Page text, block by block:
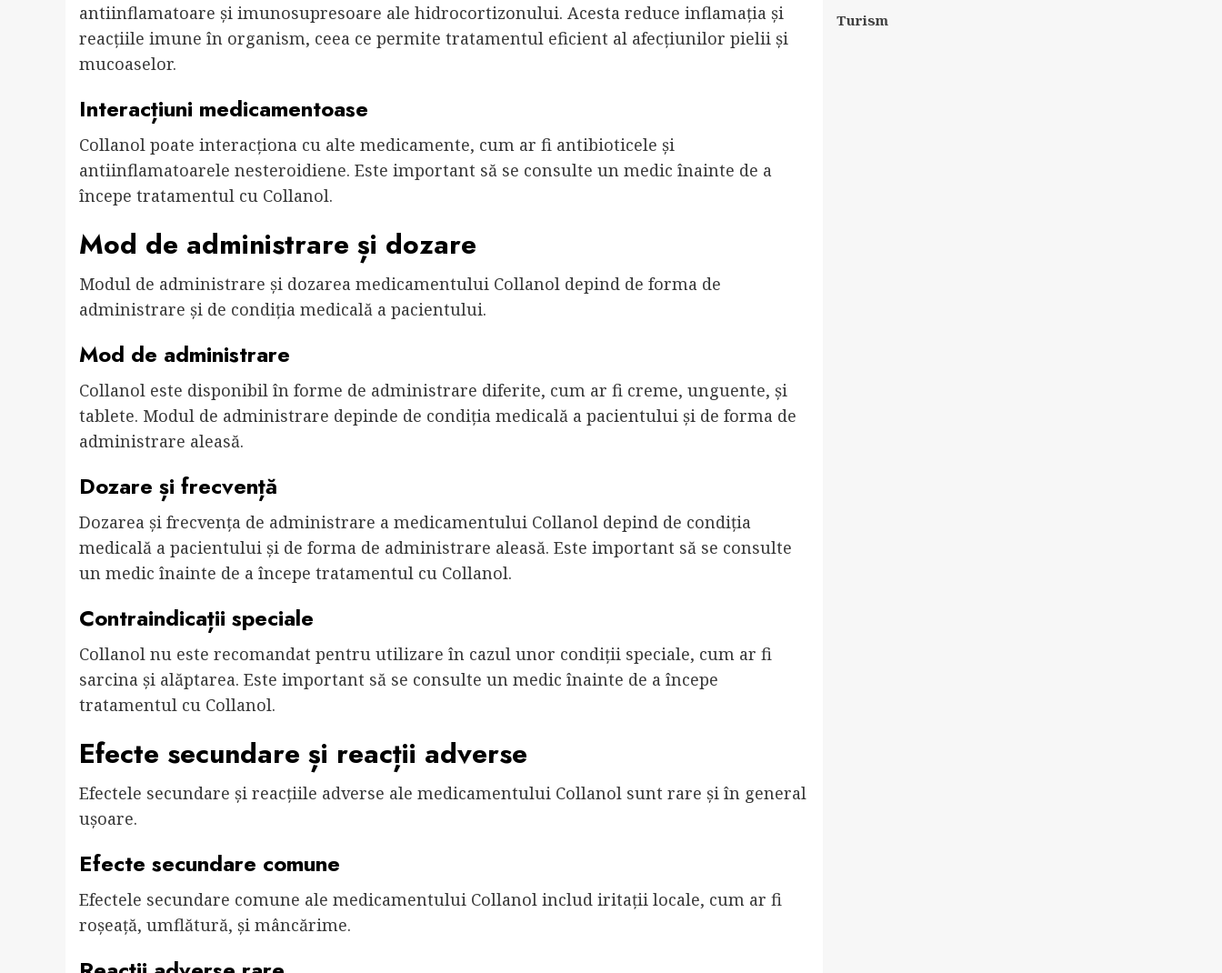
antiinflamatoare și imunosupresoare ale hidrocortizonului. Acesta reduce inflamația și
reacțiile imune în organism, ceea ce permite tratamentul eficient al afecțiunilor pielii și
mucoaselor.
Interacțiuni medicamentoase
Collanol poate interacționa cu alte medicamente, cum ar fi antibioticele și
antiinflamatoarele nesteroidiene. Este important să se consulte un medic înainte de a
începe tratamentul cu Collanol.
Mod de administrare și dozare
Modul de administrare și dozarea medicamentului Collanol depind de forma de
administrare și de condiția medicală a pacientului.
Mod de administrare
Collanol este disponibil în forme de administrare diferite, cum ar fi creme, unguente, și
tablete. Modul de administrare depinde de condiția medicală a pacientului și de forma de
administrare aleasă.
Dozare și frecvență
Dozarea și frecvența de administrare a medicamentului Collanol depind de condiția
medicală a pacientului și de forma de administrare aleasă. Este important să se consulte
un medic înainte de a începe tratamentul cu Collanol.
Contraindicații speciale
Collanol nu este recomandat pentru utilizare în cazul unor condiții speciale, cum ar fi
sarcina și alăptarea. Este important să se consulte un medic înainte de a începe
tratamentul cu Collanol.
Efecte secundare și reacții adverse
Efectele secundare și reacțiile adverse ale medicamentului Collanol sunt rare și în general
ușoare.
Efecte secundare comune
Efectele secundare comune ale medicamentului Collanol includ iritații locale, cum ar fi
roșeață, umflătură, și mâncărime.
Turism